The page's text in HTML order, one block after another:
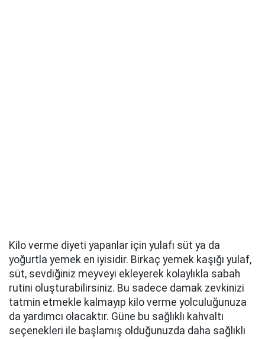
Kilo verme diyeti yapanlar için yulafı süt ya da
yoğurtla yemek en iyisidir. Birkaç yemek kaşığı yulaf,
süt, sevdiğiniz meyveyi ekleyerek kolaylıkla sabah
rutini oluşturabilirsiniz. Bu sadece damak zevkinizi
tatmin etmekle kalmayıp kilo verme yolculuğunuza
da yardımcı olacaktır. Güne bu sağlıklı kahvaltı
seçenekleri ile başlamış olduğunuzda daha sağlıklı